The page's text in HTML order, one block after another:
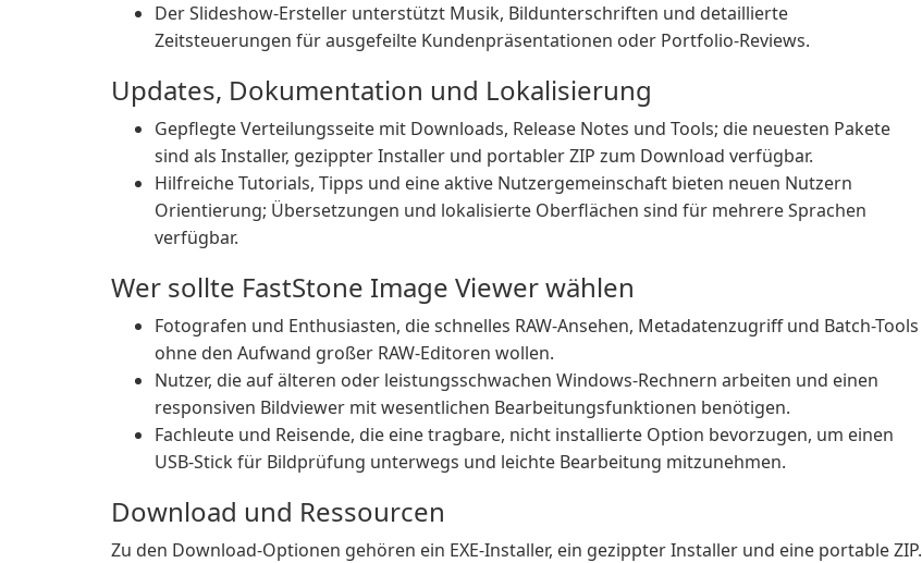
Der Slideshow-Ersteller unterstützt Musik, Bildunterschriften und detaillierte
Zeitsteuerungen für ausgefeilte Kundenpräsentationen oder Portfolio-Reviews.
Updates, Dokumentation und Lokalisierung
Gepflegte Verteilungsseite mit Downloads, Release Notes und Tools; die neuesten Pakete
sind als Installer, gezippter Installer und portabler ZIP zum Download verfügbar.
Hilfreiche Tutorials, Tipps und eine aktive Nutzergemeinschaft bieten neuen Nutzern
Orientierung; Übersetzungen und lokalisierte Oberflächen sind für mehrere Sprachen
verfügbar.
Wer sollte FastStone Image Viewer wählen
Fotografen und Enthusiasten, die schnelles RAW-Ansehen, Metadatenzugriff und Batch-Tools
ohne den Aufwand großer RAW-Editoren wollen.
Nutzer, die auf älteren oder leistungsschwachen Windows-Rechnern arbeiten und einen
responsiven Bildviewer mit wesentlichen Bearbeitungsfunktionen benötigen.
Fachleute und Reisende, die eine tragbare, nicht installierte Option bevorzugen, um einen
USB-Stick für Bildprüfung unterwegs und leichte Bearbeitung mitzunehmen.
Download und Ressourcen
Zu den Download-Optionen gehören ein EXE-Installer, ein gezippter Installer und eine portable ZIP.